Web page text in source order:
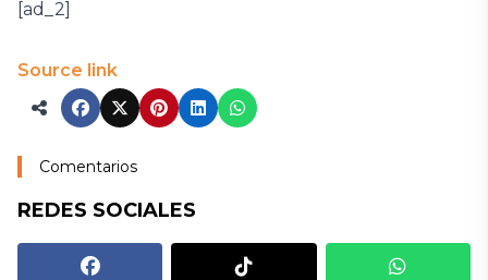
[ad_2]
Source link
Comentarios
REDES SOCIALES